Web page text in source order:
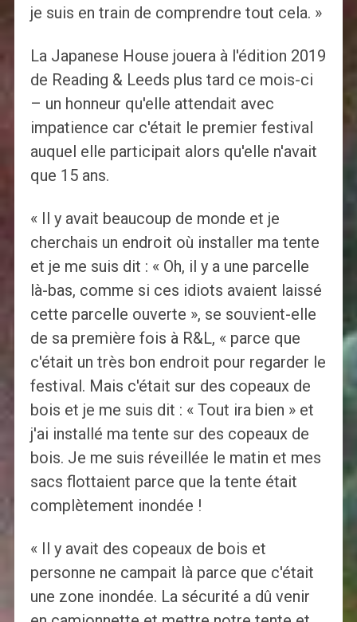
je suis en train de comprendre tout cela. »
La Japanese House jouera à l'édition 2019
de Reading & Leeds plus tard ce mois-ci
– un honneur qu'elle attendait avec
impatience car c'était le premier festival
auquel elle participait alors qu'elle n'avait
que 15 ans.
« Il y avait beaucoup de monde et je
cherchais un endroit où installer ma tente
et je me suis dit : « Oh, il y a une parcelle
là-bas, comme si ces idiots avaient laissé
cette parcelle ouverte », se souvient-elle
de sa première fois à R&L, « parce que
c'était un très bon endroit pour regarder le
festival. Mais c'était sur des copeaux de
bois et je me suis dit : « Tout ira bien » et
j'ai installé ma tente sur des copeaux de
bois. Je me suis réveillée le matin et mes
sacs flottaient parce que la tente était
complètement inondée !
« Il y avait des copeaux de bois et
personne ne campait là parce que c'était
une zone inondée. La sécurité a dû venir